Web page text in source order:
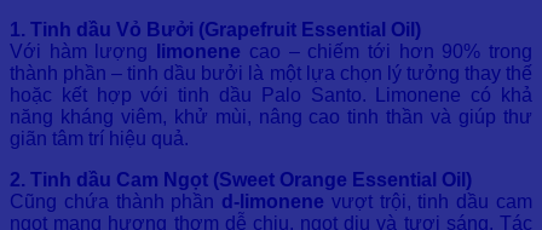
1. Tinh dầu Vỏ Bưởi (Grapefruit Essential Oil)
Với hàm lượng
limonene cao – chiếm tới hơn 90% trong
thành phần – tinh dầu bưởi là một lựa chọn lý tưởng thay thế
hoặc kết hợp với tinh dầu Palo Santo. Limonene có khả
năng kháng viêm, khử mùi, nâng cao tinh thần và giúp thư
giãn tâm trí hiệu quả.
2. Tinh dầu Cam Ngọt (Sweet Orange Essential Oil)
Cũng chứa thành phần d-limonene vượt trội, tinh dầu cam
ngọt mang hương thơm dễ chịu, ngọt dịu và tươi sáng. Tác